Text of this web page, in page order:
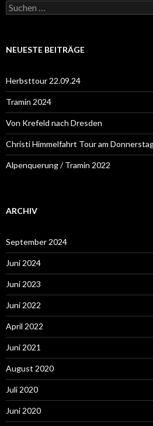
S
u
e
a
c
h
:
NEUESTE BEITRÄGE
Herbsttour 22.09.24
Tramin 2024
Von Krefeld nach Dresden
Christi Himmelfahrt Tour am
Alpenquerung / Tramin 2022
ARCHIV
September 2024
Juni 2024
Juni 2023
Juni 2022
April 2022
Juni 2021
August 2020
Juli 2020
Juni 2020